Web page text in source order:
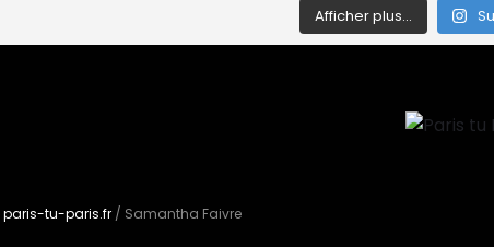
Afficher plus...
paris-tu-paris.fr / Samantha Faivre